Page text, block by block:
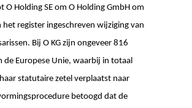
Holding SE om O Holding GmbH om
register ingeschreven wijziging van
Bij O KG zijn ongeveer 816
Europese Unie, waarbij in totaal
statutaire zetel verplaatst naar
betoogd dat de